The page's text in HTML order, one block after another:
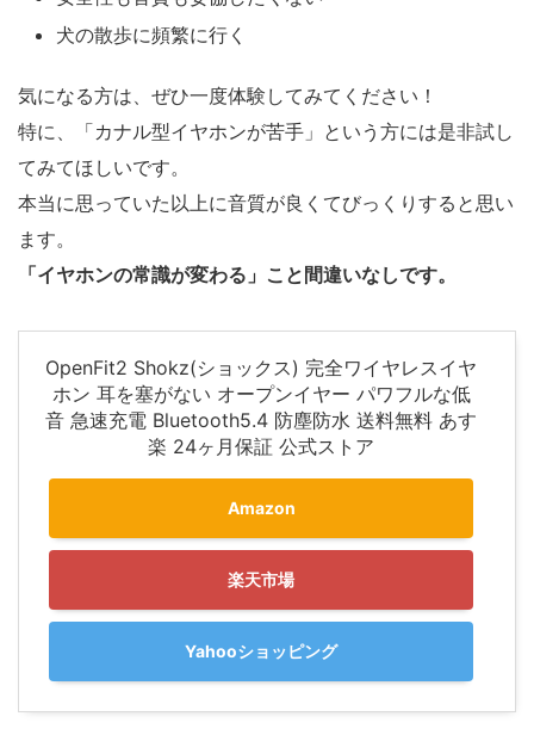
犬の散歩に頻繁に行く
気になる方は、ぜひ一度体験してみてください！
特に、「カナル型イヤホンが苦手」という方には是非試し
てみてほしいです。
本当に思っていた以上に音質が良くてびっくりすると思い
ます。
「イヤホンの常識が変わる」こと間違いなしです。
OpenFit2 Shokz(ショックス) 完全ワイヤレスイヤ
ホン 耳を塞がない オープンイヤー パワフルな低
音 急速充電 Bluetooth5.4 防塵防水 送料無料 あす
楽 24ヶ月保証 公式ストア
Amazon
楽天市場
Yahooショッピング